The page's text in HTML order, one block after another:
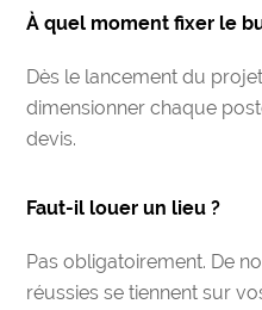
À quel moment fixer le
Dès le lancement du
dimensionner chaque
devis.
Faut-il louer un lieu ?
Pas obligatoirement. De
réussies se tiennent sur